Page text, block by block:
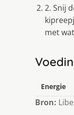
2. Snij
met
Energie
Bron: